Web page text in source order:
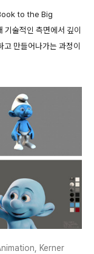
to the Big
기술적인 측면에서 깊이
고 만들어나가는 과정이
Kerner